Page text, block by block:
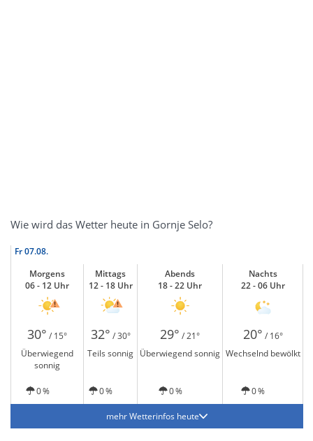
Wie wird das Wetter heute in Gornje Selo?
Fr07.08.
Morgens
06 - 12 Uhr
Mittags
12 - 18 Uhr
Abends
18 - 22 Uhr
Nachts
22 - 06 Uhr
30° / 15° 32° / 30° 29° / 21° 20° / 16°
Überwiegend
sonnig
Teils sonnig Überwiegend sonnig Wechselnd bewölkt
0 % 0 % 0 % 0 %
mehr Wetterinfos heute